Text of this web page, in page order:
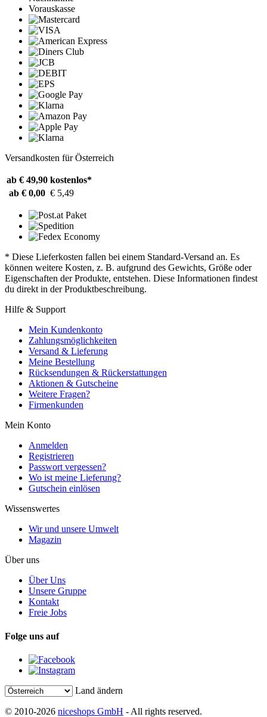
Vorauskasse
Versandkosten für Österreich
ab € 49,90 kostenlos*
ab € 0,00 € 5,49
* Diese Lieferkosten fallen bei einem Standard-Versand an. Es
können weitere Kosten, z. B. aufgrund des Gewichts, Größe oder
Eigenschaften der Produkte, entstehen. Diese Informationen findest
du direkt in der Produktbeschreibung.
Hilfe & Support
Mein Kundenkonto
Zahlungsmöglichkeiten
Versand & Lieferung
Meine Bestellung
Rücksendungen & Rückerstattungen
Aktionen & Gutscheine
Weitere Fragen?
Firmenkunden
Mein Konto
Anmelden
Registrieren
Passwort vergessen?
Wo ist meine Lieferung?
Gutschein einlösen
Wissenswertes
Wir und unsere Umwelt
Magazin
Über uns
Über Uns
Unsere Gruppe
Kontakt
Freie Jobs
Folge uns auf
Land ändern
© 2010-2026 niceshops GmbH - All rights reserved.